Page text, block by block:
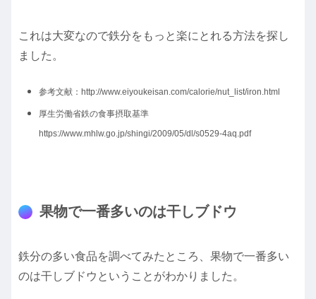
これは大変なので鉄分をもっと楽にとれる方法を探し
ました。
参考文献：http://www.eiyoukeisan.com/calorie/nut_list/iron.html
厚生労働省鉄の食事摂取基準
https://www.mhlw.go.jp/shingi/2009/05/dl/s0529-4aq.pdf
果物で一番多いのは干しブドウ
鉄分の多い食品を調べてみたところ、果物で一番多い
のは干しブドウということがわかりました。